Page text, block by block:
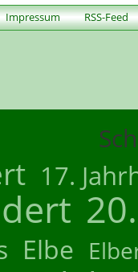
Impressum RSS-Feed
17.
Elbe